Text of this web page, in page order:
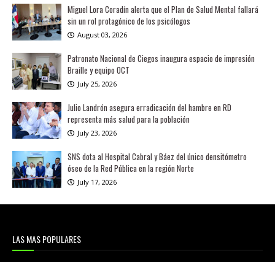
Miguel Lora Coradín alerta que el Plan de Salud Mental fallará
sin un rol protagónico de los psicólogos
August 03, 2026
Patronato Nacional de Ciegos inaugura espacio de impresión
Braille y equipo OCT
July 25, 2026
Julio Landrón asegura erradicación del hambre en RD
representa más salud para la población
July 23, 2026
SNS dota al Hospital Cabral y Báez del único densitómetro
óseo de la Red Pública en la región Norte
July 17, 2026
LAS MAS POPULARES